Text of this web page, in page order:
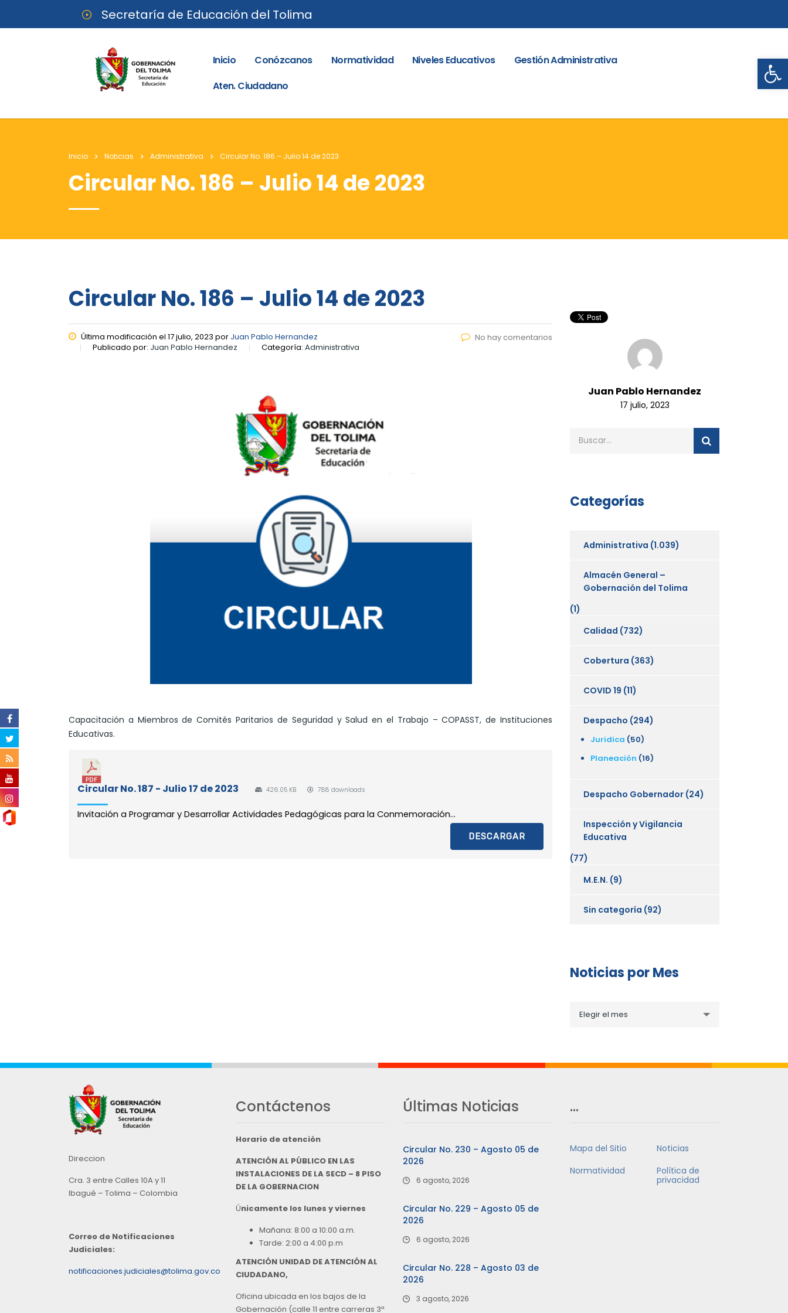
Secretaría de Educación del Tolima
Inicio Conózcanos Normatividad Niveles Educativos
Gestión Administrativa
Aten. Ciudadano
Inicio Noticias Administrativa Circular No. 186 – Julio 14 de 2023
Circular No. 186 – Julio 14 de 2023
Circular No. 186 – Julio 14 de 2023
Última modificación el 17 julio, 2023 por Juan Pablo Hernandez
Publicado por: Juan Pablo Hernandez Categoría: Administrativa
No hay comentarios
Capacitación a Miembros de Comités Paritarios de Seguridad y Salud en el Trabajo – COPASST, de Instituciones
Educativas.
Circular No. 187 - Julio 17 de 2023 426.05 KB 788 downloads
Invitación a Programar y Desarrollar Actividades Pedagógicas para la Conmemoración...
DESCARGAR
Juan Pablo Hernandez
17 julio, 2023
Categorías
Administrativa (1.039)
Almacén General –
Gobernación del Tolima
(1)
Calidad (732)
Cobertura (363)
COVID 19 (11)
Despacho (294)
Juridica (50)
Planeación (16)
Despacho Gobernador (24)
Inspección y Vigilancia
Educativa
(77)
M.E.N. (9)
Sin categoría (92)
Noticias por Mes
porElegir el mes
Direccion
Cra. 3 entre Calles 10A y 11
Ibagué – Tolima – Colombia
Correo de Notificaciones
Judiciales:
notificaciones.judiciales@tolima.gov.co
Contáctenos
Horario de atención
ATENCIÓN AL PÚBLICO EN LAS
INSTALACIONES DE LA SECD – 8 PISO
DE LA GOBERNACION
Únicamente los lunes y viernes
Mañana: 8:00 a 10:00 a.m.
Tarde: 2:00 a 4:00 p.m
ATENCIÓN UNIDAD DE ATENCIÓN AL
CIUDADANO,
Oficina ubicada en los bajos de la
Gobernación (calle 11 entre carreras 3ª
Últimas Noticias
Circular No. 230 – Agosto 05 de
2026
6 agosto, 2026
Circular No. 229 – Agosto 05 de
2026
6 agosto, 2026
Circular No. 228 – Agosto 03 de
2026
3 agosto, 2026
…
Mapa del Sitio
Noticias
Normatividad
Política de
privacidad